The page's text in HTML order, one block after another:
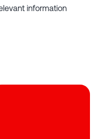
information